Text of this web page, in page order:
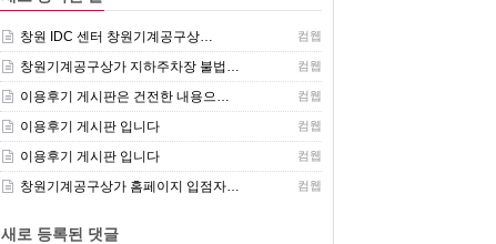
창원 IDC 센터 창원기계공구상… 컴웹
창원기계공구상가 지하주차장 불법… 컴웹
이용후기 게시판은 건전한 내용으… 컴웹
이용후기 게시판 입니다 컴웹
이용후기 게시판 입니다 컴웹
창원기계공구상가 홈페이지 입점자… 컴웹
새로 등록된 댓글